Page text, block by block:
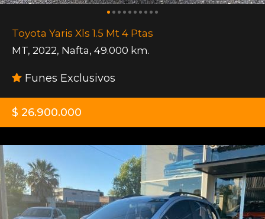
Toyota Yaris Xls 1.5 Mt 4 Ptas
MT, 2022, Nafta, 49.000 km.
Funes Exclusivos
$ 26.900.000